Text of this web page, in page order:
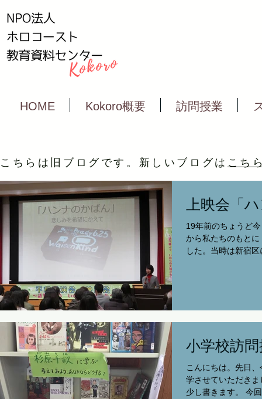
HOME Kokoro概要 訪問授業
こちらは旧ブログです。新しいブログは こち
上映会「
19年前のちょうど
から私たちのもと
した。当時は新宿
小学校訪
こんにちは。先日
学させていただき
少し書きます。 今